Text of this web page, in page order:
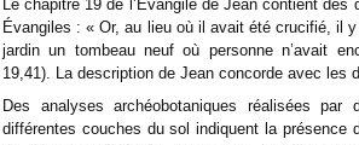
Le chapitre 19 de l’Évangile de Jean contient des
Évangiles : « Or, au lieu où il avait été crucifié, il
jardin un tombeau neuf où personne n’avait
19,41). La description de Jean concorde avec les
Des analyses archéobotaniques réalisées par
différentes couches du sol indiquent la présence